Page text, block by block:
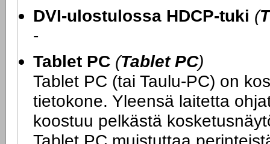
DVI-ulostulossa HDCP-tuki (
-
Tablet PC (Tablet PC)
Tablet PC (tai Taulu-PC) on
tietokone. Yleensä laitetta
koostuu pelkästä